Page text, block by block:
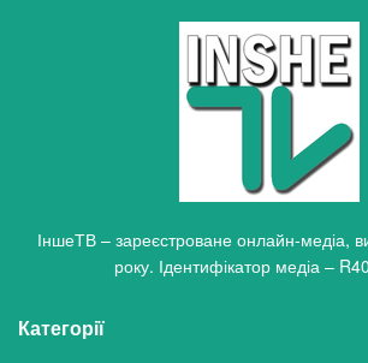
ІншеТВ – зареєстроване онлайн-медіа,
року. Ідентифікатор медіа –
Категорії